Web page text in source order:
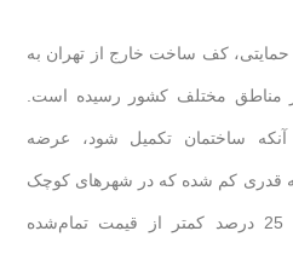
کف ساخت خارج از تهران به
در مناطق مختلف کشور رسیده است.
آنکه ساختمان تکمیل شود، عرضه
قدری کم شده که در شهرهای کوچک
و متوسط، قیمت واحد آماده، 25 درصد کمتر از قیمت تمام‌شده